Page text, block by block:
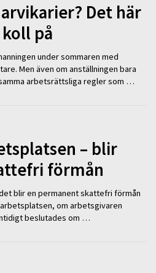
Det här
på
under sommaren med
Men även om anställningen bara
arbetsrättsliga regler som …
– blir
förmån
blir en permanent skattefri förmån
om arbetsgivaren
beslutades om …